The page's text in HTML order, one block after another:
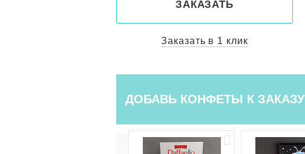
ЗАКАЗАТЬ
Заказать в 1 клик
ДОБАВЬ КОНФЕТЫ К ЗАКАЗУ